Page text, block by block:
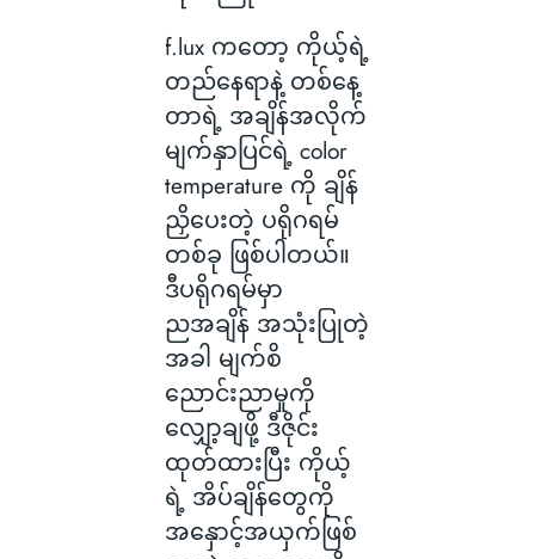
f.lux ကတော့ ကိုယ့်ရဲ့
တည်နေရာနဲ့ တစ်နေ့
တာရဲ့ အချိန်အလိုက်
မျက်နှာပြင်ရဲ့ color
temperature ကို ချိန်
ညှိပေးတဲ့ ပရိုဂရမ်
တစ်ခု ဖြစ်ပါတယ်။
ဒီပရိုဂရမ်မှာ
ညအချိန် အသုံးပြုတဲ့
အခါ မျက်စိ
ညောင်းညာမှုကို
လျှော့ချဖို့ ဒီဇိုင်း
ထုတ်ထားပြီး ကိုယ့်
ရဲ့ အိပ်ချိန်တွေကို
အနှောင့်အယှက်ဖြစ်